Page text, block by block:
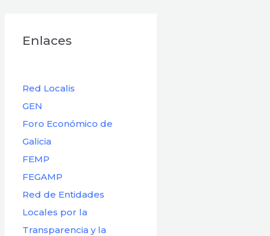
Enlaces
Red Localis
GEN
Foro Económico de
Galicia
FEMP
FEGAMP
Red de Entidades
Locales por la
Transparencia y la